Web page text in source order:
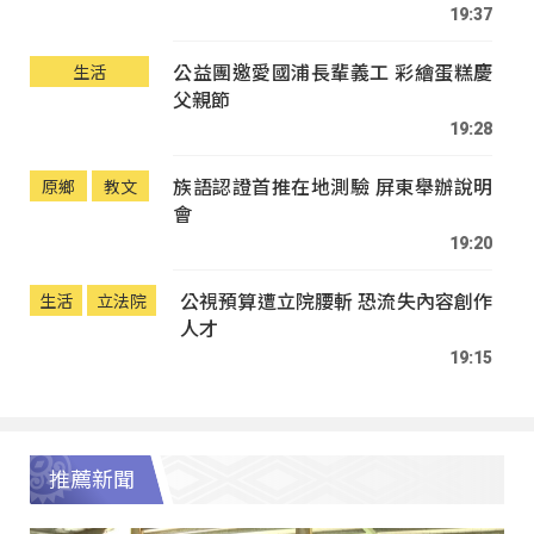
19:37
生活
公益團邀愛國浦長輩義工 彩繪蛋糕慶
父親節
19:28
原鄉 教文
族語認證首推在地測驗 屏東舉辦說明
會
19:20
生活 立法院
公視預算遭立院腰斬 恐流失內容創作
人才
19:15
推薦新聞